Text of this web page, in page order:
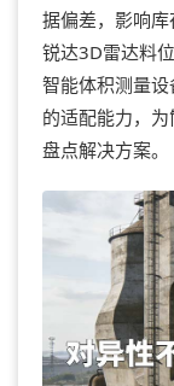
据偏差，影响库
锐达3D雷达料
智能体积测量
的适配能力，
盘点解决方案。